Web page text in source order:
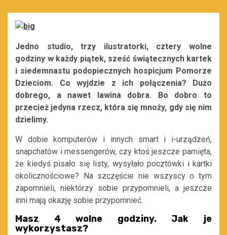
Jedno studio, trzy ilustratorki, cztery wolne
godziny w każdy piątek, sześć świątecznych kartek
i siedemnastu podopiecznych hospicjum Pomorze
Dzieciom. Co wyjdzie z ich połączenia? Dużo
dobrego, a nawet lawina dobra. Bo dobro to
przecież jedyna rzecz, która się mnoży, gdy się nim
dzielimy.
W dobie komputerów i innych smart i i-urządzeń,
snapchatów i messengerów, czy ktoś jeszcze pamięta,
że kiedyś pisało się listy, wysyłało pocztówki i kartki
okolicznościowe? Na szczęście nie wszyscy o tym
zapomnieli, niektórzy sobie przypomnieli, a jeszcze
inni mają okazję sobie przypomnieć.
Masz 4 wolne godziny. Jak je
wykorzystasz?